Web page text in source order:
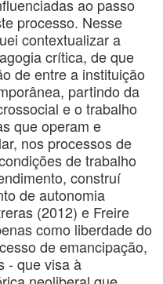
ao passo
processo. Nesse
contextualizar a
crítica, de que
de entre a instituição
partindo da
e o trabalho
que operam e
nos processos de
de trabalho
construí
de autonomia
(2012) e Freire
como liberdade do
de emancipação,
- que visa à